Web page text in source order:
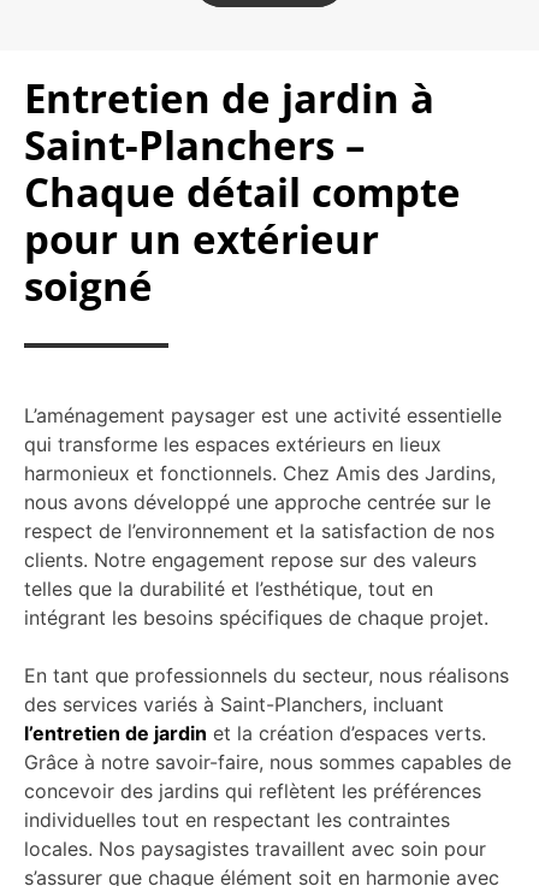
Entretien de jardin à
Saint-Planchers –
Chaque détail compte
pour un extérieur
soigné
L’aménagement paysager est une activité essentielle
qui transforme les espaces extérieurs en lieux
harmonieux et fonctionnels. Chez Amis des Jardins,
nous avons développé une approche centrée sur le
respect de l’environnement et la satisfaction de nos
clients. Notre engagement repose sur des valeurs
telles que la durabilité et l’esthétique, tout en
intégrant les besoins spécifiques de chaque projet.
En tant que professionnels du secteur, nous réalisons
des services variés à Saint-Planchers, incluant
l’entretien de jardin et la création d’espaces verts.
Grâce à notre savoir-faire, nous sommes capables de
concevoir des jardins qui reflètent les préférences
individuelles tout en respectant les contraintes
locales. Nos paysagistes travaillent avec soin pour
s’assurer que chaque élément soit en harmonie avec